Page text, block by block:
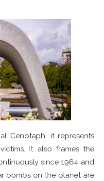
Cenotaph, it represents
It also frames the
since 1964 and
bombs on the planet are